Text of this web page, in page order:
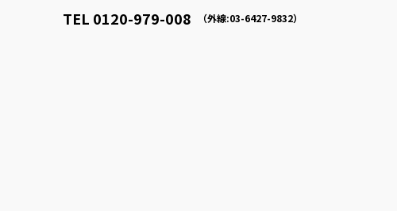
TEL 0120-979-008 （外線:03-6427-9832）